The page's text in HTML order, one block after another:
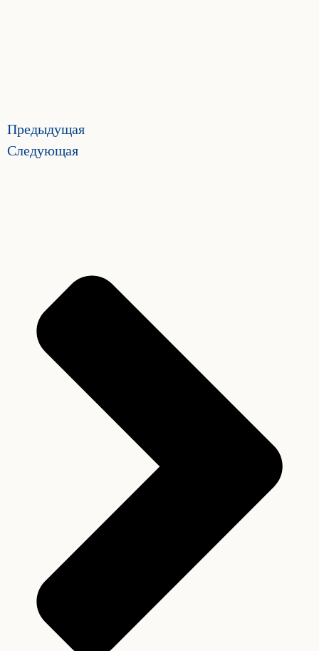
Предыдущая
Следующая